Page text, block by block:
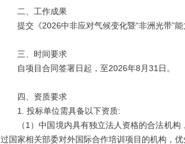
二、工作成果
提交《2026中非应对气候变化暨“非洲光带”能
三、时间要求
自项目合同签署日起，至2026年8月31日。
四、资质要求
1. 投标单位需具备以下资质:
（1）中国境内具有独立法人资格的合法机构
过国家相关部委对外国际合作培训项目的机构，